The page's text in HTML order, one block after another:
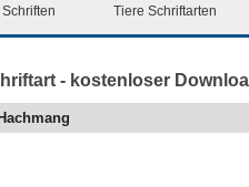
Tiere Schriftarten
- kostenloser